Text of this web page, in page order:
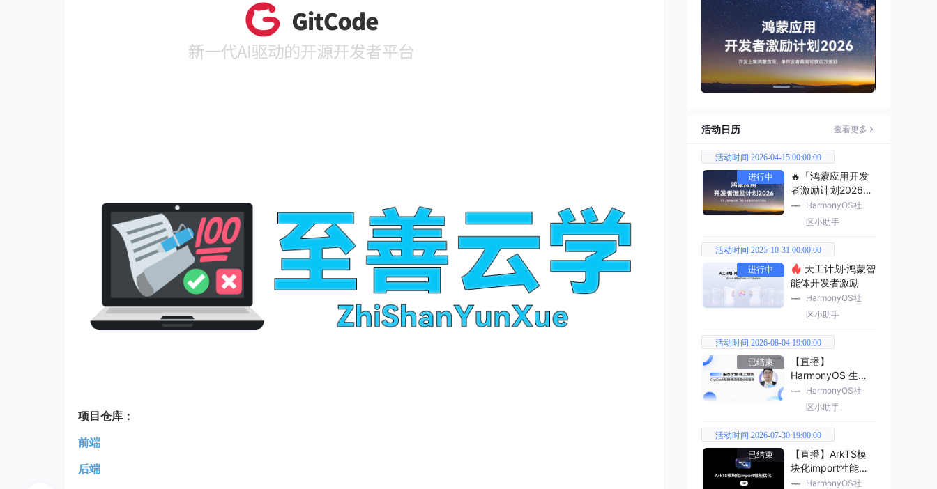
项目仓库：
前端
后端
活动日历 查看更多
活动时间 2026-04-15 00:00:00
进行中
🔥「鸿蒙应用开发
者激励计划2026」
已开启HarmonyOS社
区小助手
活动时间 2025-10-31 00:00:00
进行中
能体开发者激励
HarmonyOS社
区小助手
活动时间 2026-08-04 19:00:00
已结束
【直播】
HarmonyOS 生态
学堂·线上培训
HarmonyOS社
区小助手
活动时间 2026-07-30 19:00:00
已结束
【直播】ArkTS模
块化import性能优
化 HarmonyOS社